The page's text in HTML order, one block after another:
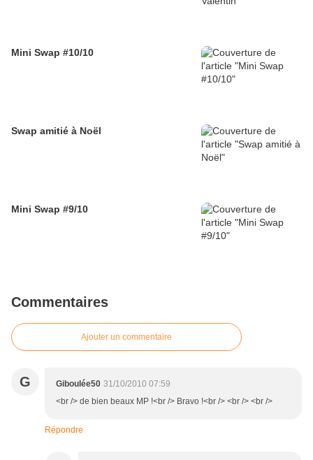
Mini Swap #10/10
Swap amitié à Noël
Mini Swap #9/10
Commentaires
Ajouter un commentaire
G Giboulée50 31/10/2010 07:59
<br /> de bien beaux MP !<br /> Bravo !<br /> <br /> <br />
Répondre